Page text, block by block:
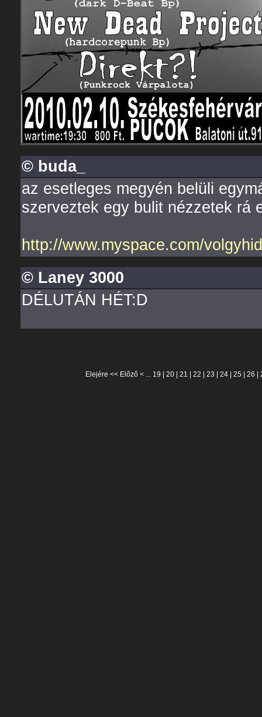
© buda_
az esetleges megyén belüli
szerveztek egy bulit nézzetek rá
http://www.myspace.com/volgyhid
© Laney 3000
DÉLUTÁN HÉT:D
Elejére << Előző< ... 19 20| 21 22 23 24| 25 26